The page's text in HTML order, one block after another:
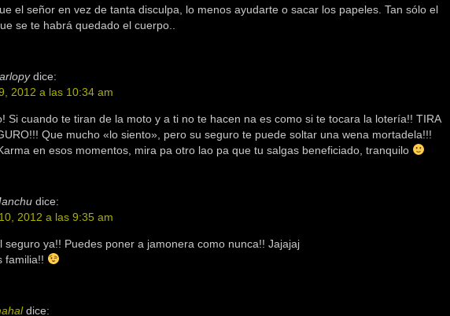
el señor en vez de tanta disculpa, lo menos ayudarte o sacar los papeles. Tan sólo el
se te habrá quedado el cuerpo..
dice:
2012 a las 10:34 am
Si cuando te tiran de la moto y a ti no te hacen na es como si te tocara la lotería!! TIRA
Que mucho «lo siento», pero su seguro te puede soltar una wena mortadela!!!
en esos momentos, mira pa otro lao pa que tu salgas beneficiado, tranquilo
dice:
2012 a las 9:35 am
seguro ya!! Puedes poner a jamonera como nunca!! Jajajaj
familia!!
dice: